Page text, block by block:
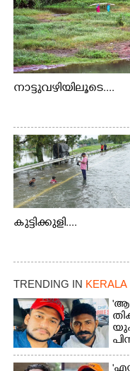
നാട്ടുവഴിയിലൂടെ....
കുട്ടിക്കുളി....
TRENDING IN KERALA